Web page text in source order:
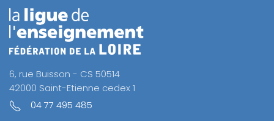
6, rue Buisson - CS 50514
42000 Saint-Etienne cedex 1
04 77 495 485